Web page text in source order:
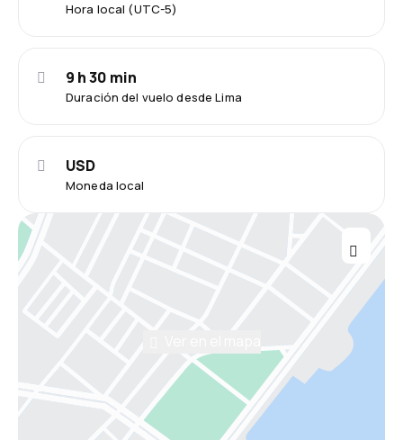
Hora local (UTC-5)
Duración del vuelo desde Lima
9 h 30 min
Moneda local
USD